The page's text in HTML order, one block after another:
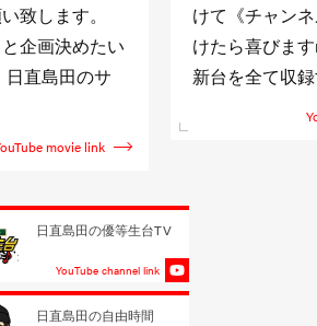
チャンネル登録》して頂
喜びますm(_ _)m 目標は
全て収録する事！！
また
頂け
日直島田の優等生台TV
YouTube channel link
日直島田の自由時間